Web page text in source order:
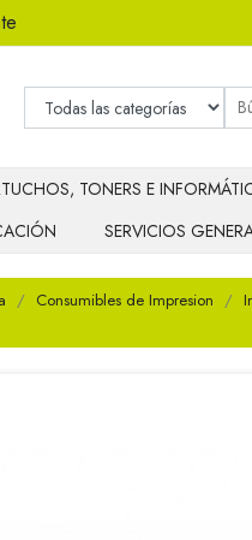
TONERS E
SERVICIOS
Consumibles de Impresion